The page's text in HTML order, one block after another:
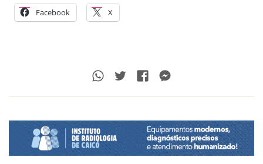
Facebook X
Whatsapp
TwitterFacebook